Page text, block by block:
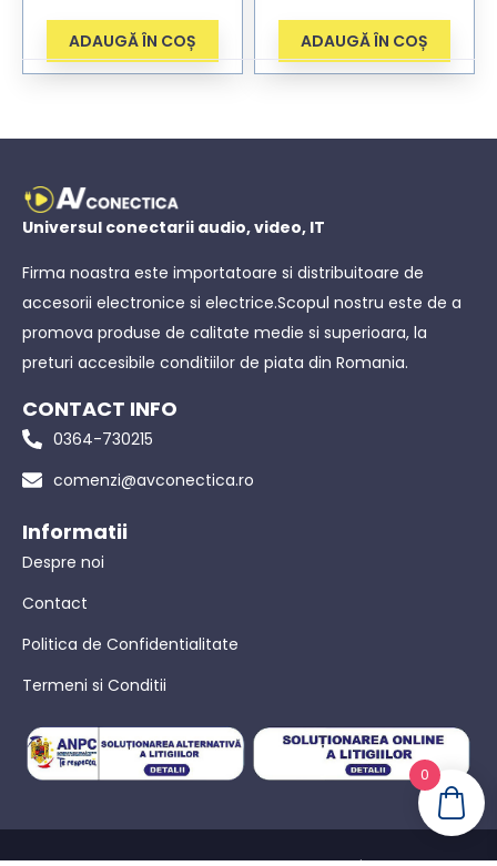
ADAUGĂ ÎN COȘ ADAUGĂ ÎN COȘ
Universul conectarii audio, video, IT
Firma noastra este importatoare si distribuitoare de
accesorii electronice si electrice.Scopul nostru este de a
promova produse de calitate medie si superioara, la
preturi accesibile conditiilor de piata din Romania.
CONTACT INFO
0364-730215
comenzi@avconectica.ro
Informatii
Despre noi
Contact
Politica de Confidentialitate
Termeni si Conditii
0